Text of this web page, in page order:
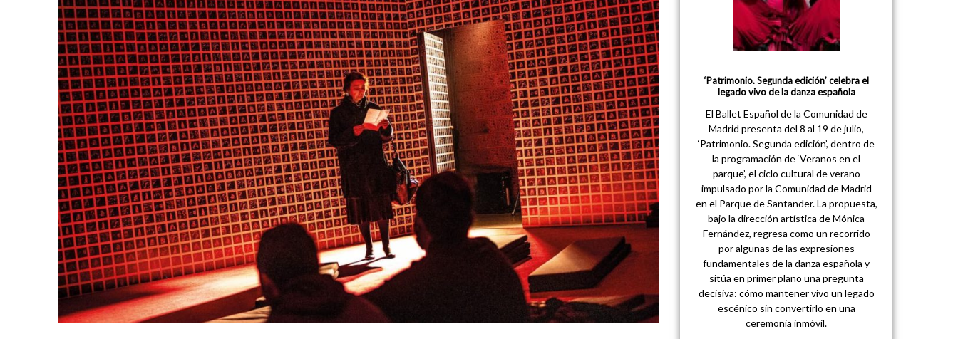
‘Patrimonio. Segunda edición’ celebra el
legado vivo de la danza española
El Ballet Español de la Comunidad de
Madrid presenta del 8 al 19 de julio,
‘Patrimonio. Segunda edición’, dentro de
la programación de ‘Veranos en el
parque’, el ciclo cultural de verano
impulsado por la Comunidad de Madrid
en el Parque de Santander. La propuesta,
bajo la dirección artística de Mónica
Fernández, regresa como un recorrido
por algunas de las expresiones
fundamentales de la danza española y
sitúa en primer plano una pregunta
decisiva: cómo mantener vivo un legado
escénico sin convertirlo en una
ceremonia inmóvil.